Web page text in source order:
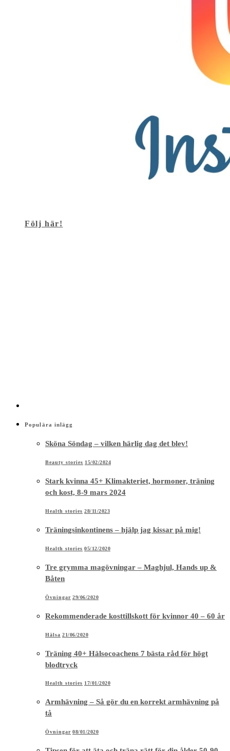
Följ här!
Populära inlägg
Sköna Söndag – vilken härlig dag det blev!
Beauty stories 15/02/2024
Stark kvinna 45+ Klimakteriet, hormoner, träning
och kost, 8-9 mars 2024
Health stories 28/11/2023
Träningsinkontinens – hjälp jag kissar på mig!
Health stories 05/12/2020
Tre grymma magövningar – Maghjul, Hands up &
Båten
Övningar 29/06/2020
Rekommenderade kosttillskott för kvinnor 40 – 60 år
Hälsa 21/06/2020
Träning 40+ Hälsocoachens 7 bästa råd för högt
blodtryck
Health stories 17/01/2020
Armhävning – Så gör du en korrekt armhävning på
tå
Övningar 08/01/2020